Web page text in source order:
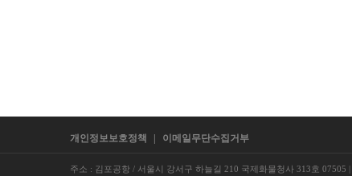
개인정보보호정책 이메일무단수집거부
주소 : 김포공항 / 서울시 강서구 하늘길 210 국제화물청사 313호 07505 |